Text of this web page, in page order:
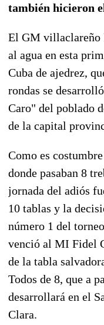
también hicieron
El GM villaclareño
al agua en esta
Cuba de ajedrez,
rondas se
Caro" del poblado
de la capital
Como es
donde pasaban 8
jornada del adiós
10 tablas y la
número 1 del
venció al MI Fidel
de la tabla
Todos de 8, que a
desarrollará en el
Clara.